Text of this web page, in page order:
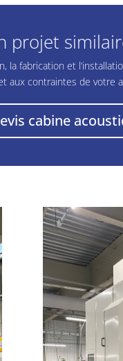
projet
la fabrication et
aux contraintes de votre
cabine